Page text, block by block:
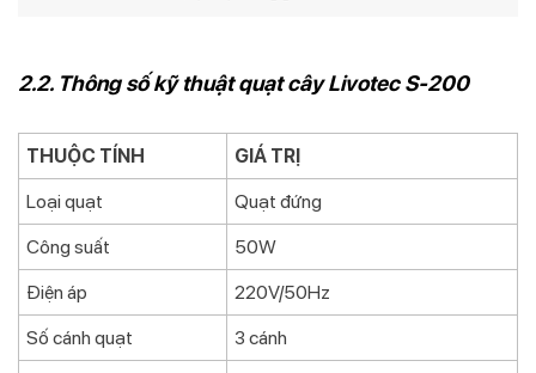
2.2. Thông số kỹ thuật quạt cây Livotec S-200
THUỘC TÍNH
GIÁ TRỊ
Loại quạt
Quạt đứng
Công suất
50W
Điện áp
220V/50Hz
Số cánh quạt
3 cánh